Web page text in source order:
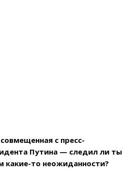
с пресс-
Путина — следил ли ты
какие-то неожиданности?